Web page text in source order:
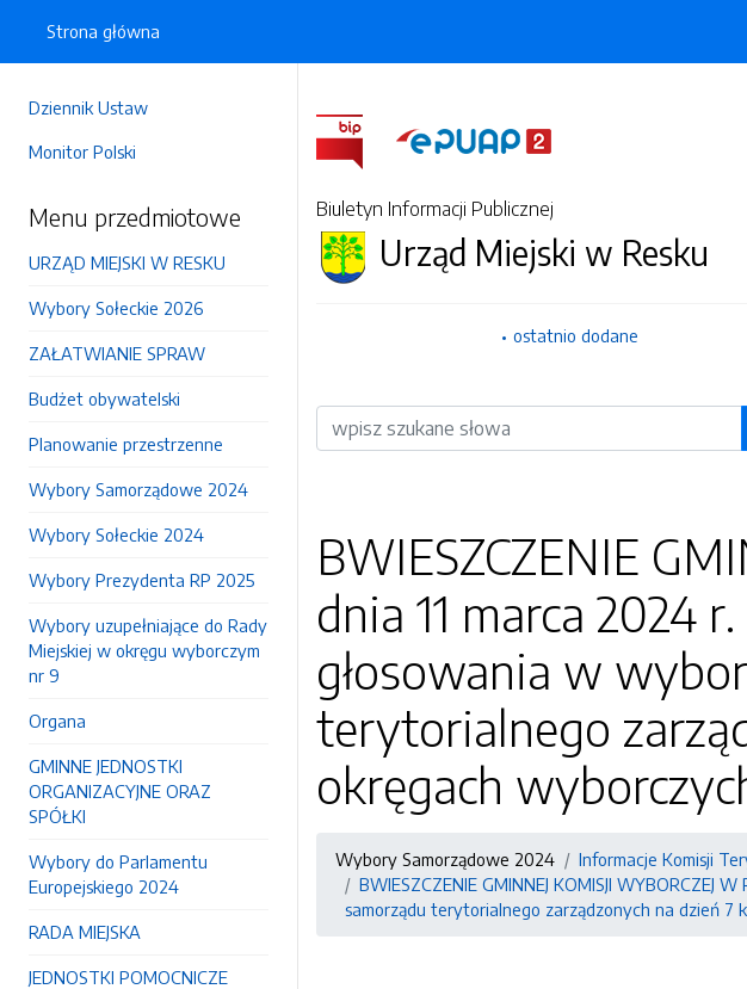
Dziennik Ustaw
Monitor Polski
Menu przedmiotowe
URZĄD MIEJSKI W RESKU
Wybory Sołeckie 2026
ZAŁATWIANIE SPRAW
Budżet obywatelski
Planowanie przestrzenne
Wybory Samorządowe 2024
Wybory Sołeckie 2024
Wybory Prezydenta RP 2025
Wybory uzupełniające do Rady
Miejskiej w okręgu wyborczym
nr 9
Organa
GMINNE JEDNOSTKI
ORGANIZACYJNE ORAZ
SPÓŁKI
Wybory do Parlamentu
Europejskiego 2024
RADA MIEJSKA
JEDNOSTKI POMOCNICZE
Strona główna
Biuletyn Informacji Publicznej
Urząd Miejski w Resku
ostatnio dodane
Wyszukiwarka
BWIESZCZENIE
dnia 11 marca 2024
głosowania w
terytorialnego
okręgach
Wybory Samorządowe 2024
Informacje Komisji
BWIESZCZENIE GMINNEJ KOMISJI
samorządu terytorialnego zarządzonych na dzień 7